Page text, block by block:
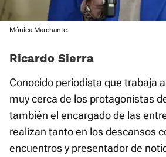
Mónica Marchante.
Ricardo Sierra
Conocido periodista que trabaja
muy cerca de los protagonistas
también el encargado de las
realizan tanto en los descansos
encuentros y presentador de